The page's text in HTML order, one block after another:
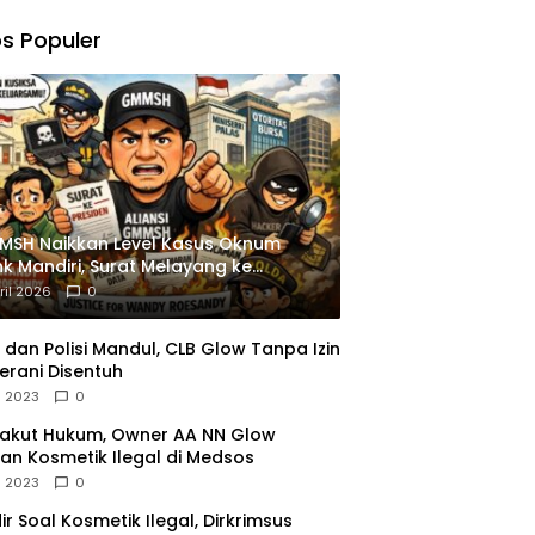
Populer
Naikkan Level Kasus Oknum
Mandiri, Surat Melayang ke
2026 0
dan Polisi Mandul, CLB Glow Tanpa Izin
Disentuh
2023 0
Hukum, Owner AA NN Glow
Kosmetik Ilegal di Medsos
2023 0
Soal Kosmetik Ilegal, Dirkrimsus